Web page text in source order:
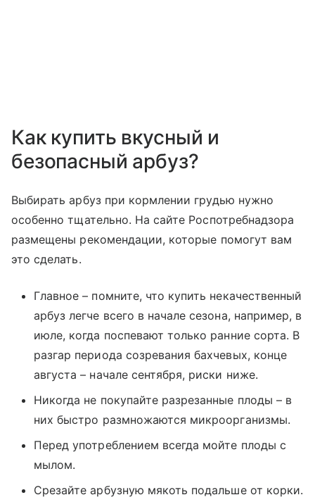
Как купить вкусный и
безопасный арбуз?
Выбирать арбуз при кормлении грудью нужно
особенно тщательно. На сайте Роспотребнадзора
размещены рекомендации, которые помогут вам
это сделать.
Главное – помните, что купить некачественный
арбуз легче всего в начале сезона, например, в
июле, когда поспевают только ранние сорта. В
разгар периода созревания бахчевых, конце
августа – начале сентября, риски ниже.
Никогда не покупайте разрезанные плоды – в
них быстро размножаются микроорганизмы.
Перед употреблением всегда мойте плоды с
мылом.
Срезайте арбузную мякоть подальше от корки.